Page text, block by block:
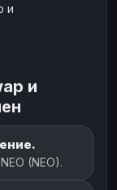
и
и
(NEO).